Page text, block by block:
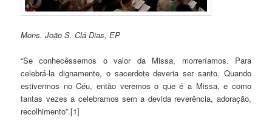
Mons. João S. Clá Dias, EP
“Se conhecêssemos o valor da Missa, morreríamos. Para
celebrá-la dignamente, o sacerdote deveria ser santo. Quando
estivermos no Céu, então veremos o que é a Missa, e como
tantas vezes a celebramos sem a devida reverência, adoração,
recolhimento”.[1]